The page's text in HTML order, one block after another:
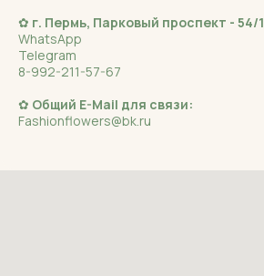
✿ г. Пермь, Парковый проспект - 54/1
WhatsApp
Telegram
8-992-211-57-67
✿ Общий E-Mail для связи:
Fashionflowers@bk.ru